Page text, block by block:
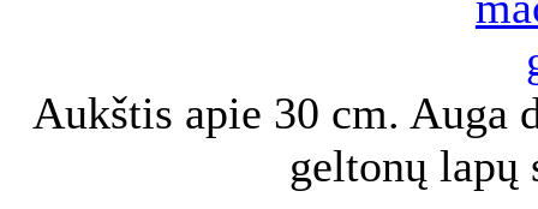
Aukštis apie 30 cm. Auga
geltonų